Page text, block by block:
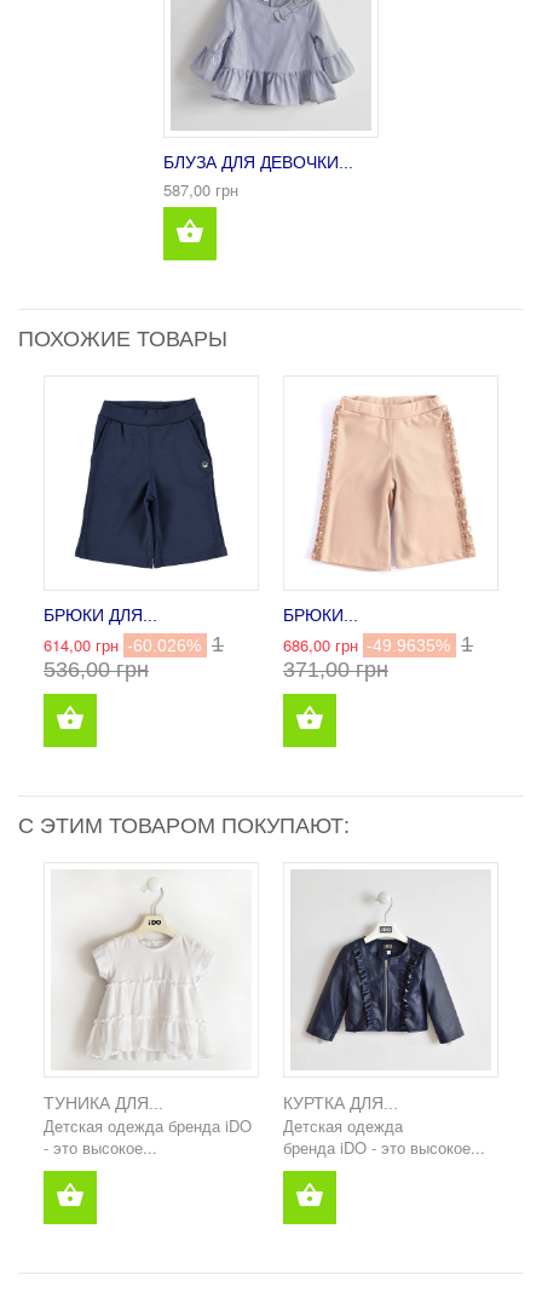
БЛУЗА ДЛЯ ДЕВОЧКИ...
587,00 грн
ПОХОЖИЕ ТОВАРЫ
БРЮКИ ДЛЯ...
614,00 грн -60.026% 1
536,00 грн
БРЮКИ...
686,00 грн -49.9635% 1
371,00 грн
С ЭТИМ ТОВАРОМ ПОКУПАЮТ:
ТУНИКА ДЛЯ...
Детская одежда бренда iDO
- это высокое...
КУРТКА ДЛЯ...
Детская одежда
бренда iDO - это высокое...